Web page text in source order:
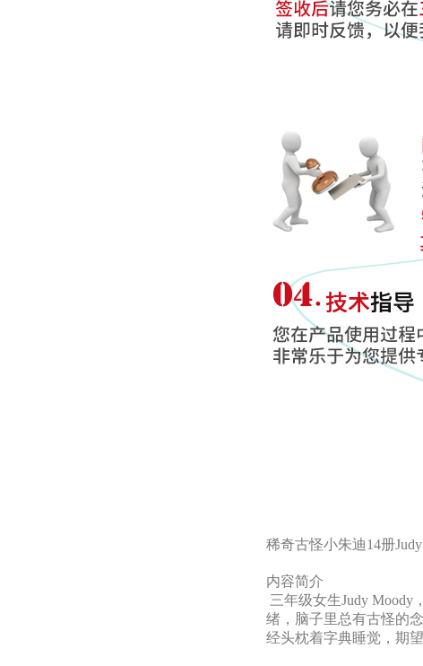
稀奇古怪小朱迪14册Judy
内容简介
三年级女生Judy
绪，脑子里总有古怪的
经头枕着字典睡觉，期